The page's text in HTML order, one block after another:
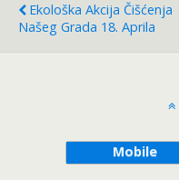
Ekološka Akcija Čišćenja
Našeg Grada 18. Aprila
Mobile